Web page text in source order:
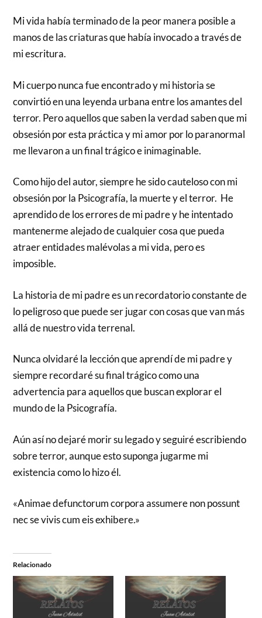
Mi vida había terminado de la peor manera posible a
manos de las criaturas que había invocado a través de
mi escritura.
Mi cuerpo nunca fue encontrado y mi historia se
convirtió en una leyenda urbana entre los amantes del
terror. Pero aquellos que saben la verdad saben que mi
obsesión por esta práctica y mi amor por lo paranormal
me llevaron a un final trágico e inimaginable.
Como hijo del autor, siempre he sido cauteloso con mi
obsesión por la Psicografía, la muerte y el terror. He
aprendido de los errores de mi padre y he intentado
mantenerme alejado de cualquier cosa que pueda
atraer entidades malévolas a mi vida, pero es
imposible.
La historia de mi padre es un recordatorio constante de
lo peligroso que puede ser jugar con cosas que van más
allá de nuestro vida terrenal.
Nunca olvidaré la lección que aprendí de mi padre y
siempre recordaré su final trágico como una
advertencia para aquellos que buscan explorar el
mundo de la Psicografía.
Aún así no dejaré morir su legado y seguiré escribiendo
sobre terror, aunque esto suponga jugarme mi
existencia como lo hizo él.
«Animae defunctorum corpora assumere non possunt
nec se vivis cum eis exhibere.»
Relacionado